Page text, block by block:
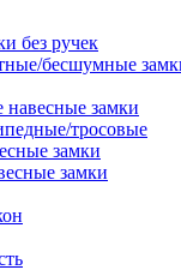
без ручек
бесшумные
навесные замки
тросовые
замки
замки